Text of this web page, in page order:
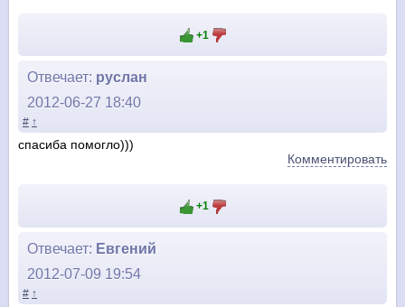
+1
Отвечает: руслан
2012-06-27 18:40
# ↑
спасиба помогло)))
Комментировать
+1
Отвечает: Евгений
2012-07-09 19:54
# ↑